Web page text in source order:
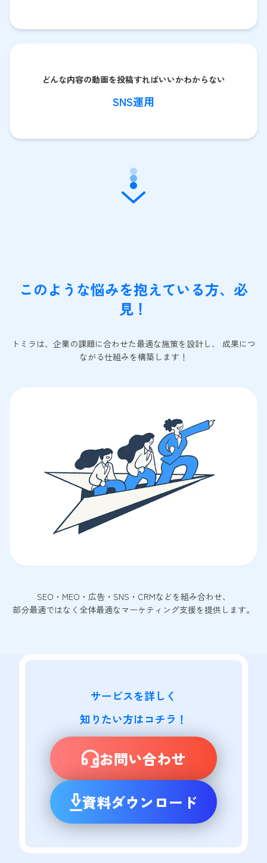
どんな内容の動画を投稿すればいいかわからない
SNS運用
このような悩みを抱えている方、必
見！
トミラは、企業の課題に合わせた最適な施策を設計し、 成果につ
ながる仕組みを構築します！
SEO・MEO・広告・SNS・CRMなどを組み合わせ、
部分最適ではなく全体最適なマーケティング支援を提供します。
サービスを詳しく
知りたい方はコチラ！
お問い合わせ
資料ダウンロード